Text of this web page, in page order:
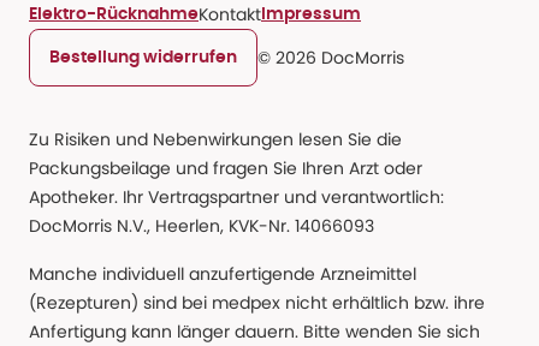
Elektro-RücknahmeKontakt Impressum
Bestellung widerrufen © 2026 DocMorris
Zu Risiken und Nebenwirkungen lesen Sie die
Packungsbeilage und fragen Sie Ihren Arzt oder
Apotheker. Ihr Vertragspartner und verantwortlich:
DocMorris N.V., Heerlen, KVK-Nr. 14066093
Manche individuell anzufertigende Arzneimittel
(Rezepturen) sind bei medpex nicht erhältlich bzw. ihre
Anfertigung kann länger dauern. Bitte wenden Sie sich